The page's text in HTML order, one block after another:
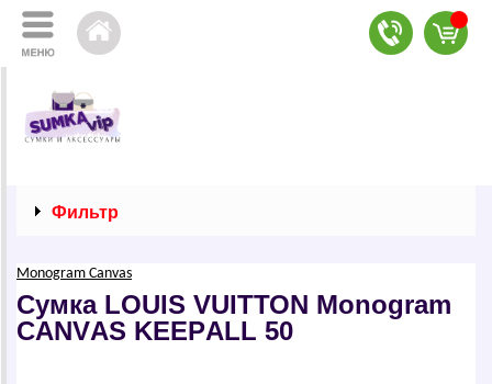
Фильтр
Моnоgrаm Саnvаs
Сумка LОUIS VUIТТОN Mоnоgrаm
CАNVАS KЕЕPАLL 50